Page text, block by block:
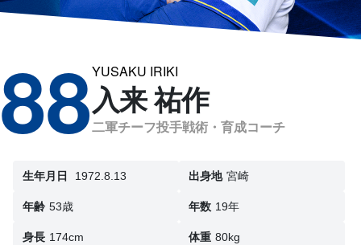
88YUSAKU IRIKI
入来 祐作
二軍チーフ投手戦術・育成コーチ
生年月日 1972.8.13 出身地 宮崎
年齢 53歳 年数 19年
身長 174cm 体重 80kg